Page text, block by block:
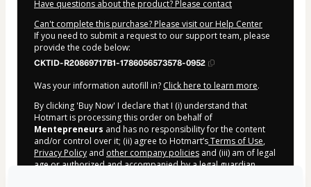
Have questions about the product? Please contact
Can't complete this purchase? Please visit our Help Center
If you need to submit a request to our support team, please
provide the code below:
CKTID-R20869717B1-1786056573578-0952
Was your information autofill in? Click here to learn more.
By clicking 'Buy Now' I declare that I (i) understand that
Hotmart is processing this order on behalf of
Mentepreneurs and has no responsibility for the content
and/or control over it; (ii) agree to Hotmart’sTerms of Use,
Privacy Policy and other company policies and (iii) am of legal
age or authorized and accompanied by a legal guardian.